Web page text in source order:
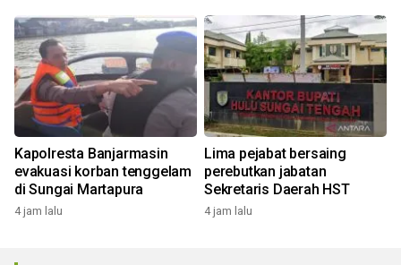
Kapolresta Banjarmasin
evakuasi korban tenggelam
di Sungai Martapura
4 jam lalu
Lima pejabat bersaing
perebutkan jabatan
Sekretaris Daerah HST
4 jam lalu